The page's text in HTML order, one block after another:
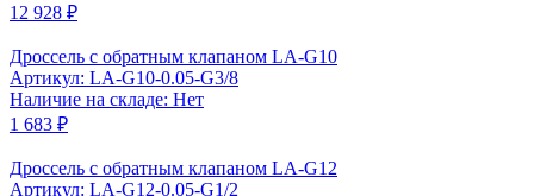
12 928 ₽
Дроссель с обратным клапаном LA-G10
Артикул: LA-G10-0.05-G3/8
Наличие на складе: Нет
1 683 ₽
Дроссель с обратным клапаном LA-G12
Артикул: LA-G12-0.05-G1/2